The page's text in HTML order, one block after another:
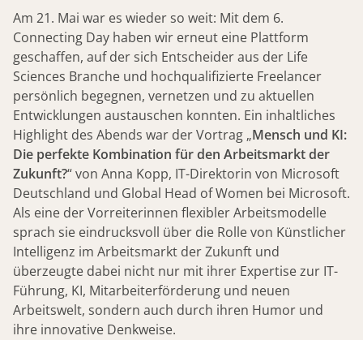
Am 21. Mai war es wieder so weit: Mit dem 6.
Connecting Day haben wir erneut eine Plattform
geschaffen, auf der sich Entscheider aus der Life
Sciences Branche und hochqualifizierte Freelancer
persönlich begegnen, vernetzen und zu aktuellen
Entwicklungen austauschen konnten. Ein inhaltliches
Highlight des Abends war der Vortrag „Mensch und KI:
Die perfekte Kombination für den Arbeitsmarkt der
Zukunft?“ von Anna Kopp, IT-Direktorin von Microsoft
Deutschland und Global Head of Women bei Microsoft.
Als eine der Vorreiterinnen flexibler Arbeitsmodelle
sprach sie eindrucksvoll über die Rolle von Künstlicher
Intelligenz im Arbeitsmarkt der Zukunft und
überzeugte dabei nicht nur mit ihrer Expertise zur IT-
Führung, KI, Mitarbeiterförderung und neuen
Arbeitswelt, sondern auch durch ihren Humor und
ihre innovative Denkweise.